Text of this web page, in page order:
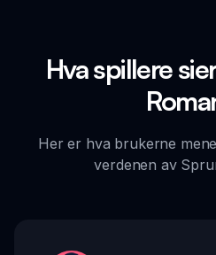
Hva spillere
Her er hva brukerne
verdenen av